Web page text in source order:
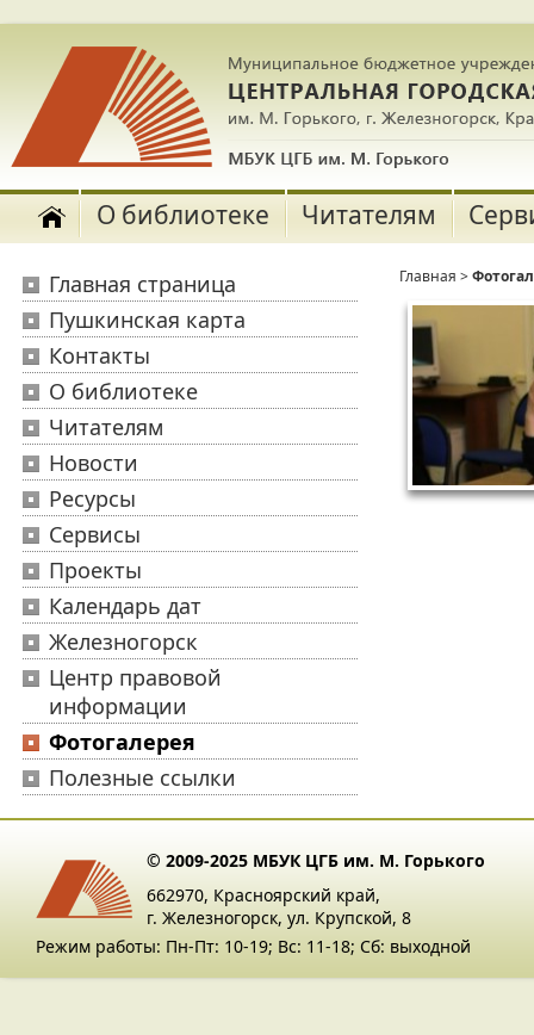
О библиотеке Читателям
Главная страница
Пушкинская карта
Контакты
О библиотеке
Читателям
Новости
Ресурсы
Сервисы
Проекты
Календарь дат
Железногорск
Центр правовой
информации
Фотогалерея
Полезные ссылки
Главная >
© 2009-2025 МБУК ЦГБ им. М. Горького
662970, Красноярский край,
г. Железногорск, ул. Крупской, 8
Режим работы: Пн-Пт: 10-19; Вс: 11-18; Сб: выходной